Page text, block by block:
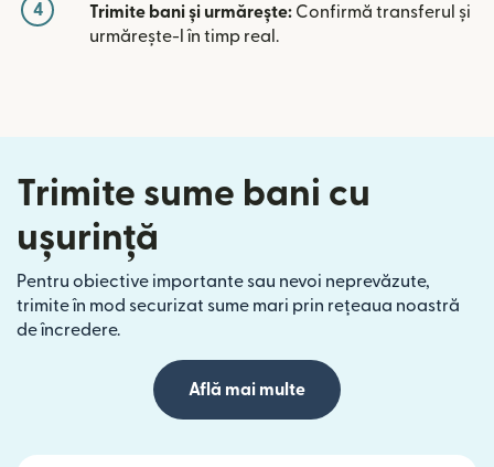
4 Trimite bani și urmărește: Confirmă transferul și
urmărește-l în timp real.
Trimite sume bani cu
ușurință
Pentru obiective importante sau nevoi neprevăzute,
trimite în mod securizat sume mari prin rețeaua noastră
de încredere.
Află mai multe